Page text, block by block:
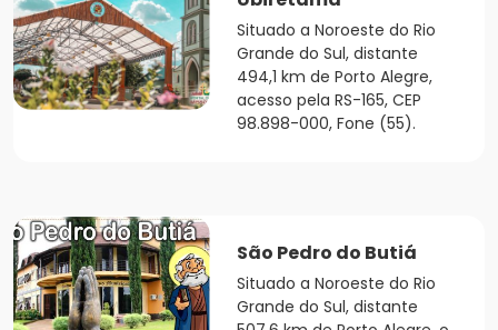
Situado a Noroeste do Rio
Grande do Sul, distante
494,1 km de Porto Alegre,
acesso pela RS-165, CEP
98.898-000, Fone (55).
São Pedro do Butiá
Situado a Noroeste do Rio
Grande do Sul, distante